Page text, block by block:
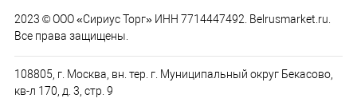
2023 © ООО «Сириус Торг» ИНН 7714447492. Belrusmarket.ru.
Все права защищены.
108805, г. Москва, вн. тер. г. Муниципальный округ Бекасово,
кв-л 170, д. 3, стр. 9